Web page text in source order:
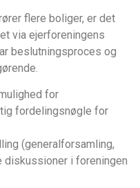
flere boliger, er det
via ejerforeningens
beslutningsproces og
for
fordelingsnøgle for
(generalforsamling,
diskussioner i foreningen